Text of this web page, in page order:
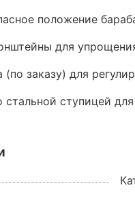
положение
для
(по заказу) для
стальной ступицей